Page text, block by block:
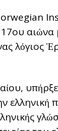
αιώνα
λόγιος
ελληνική